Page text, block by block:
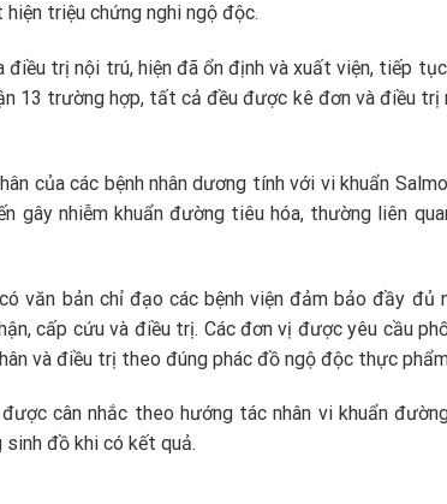
triệu chứng nghi ngộ độc.
điều trị nội trú, hiện đã ổn định và xuất viện, tiếp
13 trường hợp, tất cả đều được kê đơn và điều trị
của các bệnh nhân dương tính với vi khuẩn
gây nhiễm khuẩn đường tiêu hóa, thường liên
văn bản chỉ đạo các bệnh viện đảm bảo đầy đủ
cấp cứu và điều trị. Các đơn vị được yêu cầu
và điều trị theo đúng phác đồ ngộ độc thực
cân nhắc theo hướng tác nhân vi khuẩn
sinh đồ khi có kết quả.